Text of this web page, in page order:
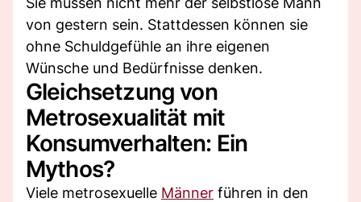
von gestern sein. Stattdessen können sie
ohne Schuldgefühle an ihre eigenen
Wünsche und Bedürfnisse denken.
Gleichsetzung von
Metrosexualität mit
Konsumverhalten: Ein
Mythos?
Viele metrosexuelle Männer führen in den